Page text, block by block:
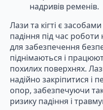
надривів ременів.
Лази та кігті є
падіння під час
для забезпечення
піднімаються і
похилих поверхнях.
надійно закріпитися і
опор, забезпечуючи
ризику падіння і